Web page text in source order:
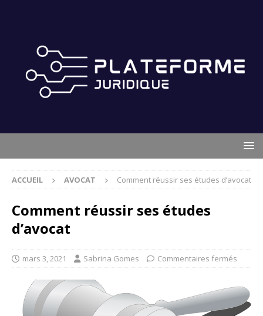
ACCUEIL AVOCAT Comment réussir ses études d’avocat
Comment réussir ses études
d’avocat
mars 3, 2021 Sabrina Gomes Commentaires fermés